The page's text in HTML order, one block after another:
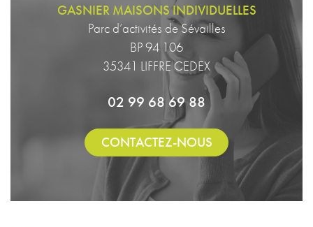
GASNIER MAISONS INDIVIDUELLES
Parc d’activités de Sévailles
BP 94 106
35341 LIFFRE CEDEX
02 99 68 69 88
CONTACTEZ-NOUS